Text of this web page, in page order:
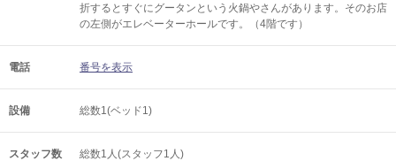
折するとすぐにグータンという火鍋やさんがあります。そのお店
の左側がエレベーターホールです。（4階です）
電話 番号を表示
設備 総数1(ベッド1)
スタッフ数 総数1人(スタッフ1人)